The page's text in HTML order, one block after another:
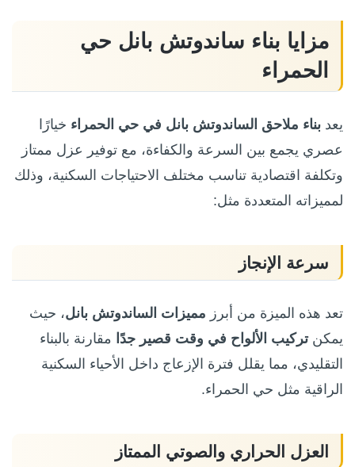
مزايا بناء ساندوتش بانل حي
الحمراء
يعد بناء ملاحق الساندوتش بانل في حي الحمراء خيارًا
عصري يجمع بين السرعة والكفاءة، مع توفير عزل ممتاز
وتكلفة اقتصادية تناسب مختلف الاحتياجات السكنية، وذلك
لمميزاته المتعددة مثل:
سرعة الإنجاز
تعد هذه الميزة من أبرز مميزات الساندوتش بانل، حيث
يمكنتركيب الألواح في وقت قصير جدًا مقارنة بالبناء
التقليدي، مما يقلل فترة الإزعاج داخل الأحياء السكنية
الراقية مثل حي الحمراء.
العزل الحراري والصوتي الممتاز